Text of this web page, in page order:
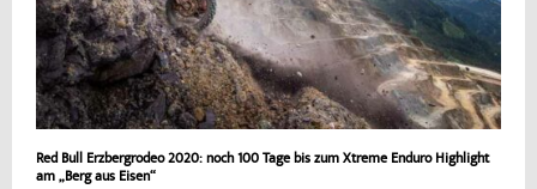
Red Bull Erzbergrodeo 2020: noch 100 Tage bis zum Xtreme Enduro Highlight
am „Berg aus Eisen“